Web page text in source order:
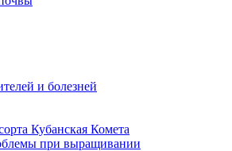
и болезней
Кубанская Комета
при выращивании